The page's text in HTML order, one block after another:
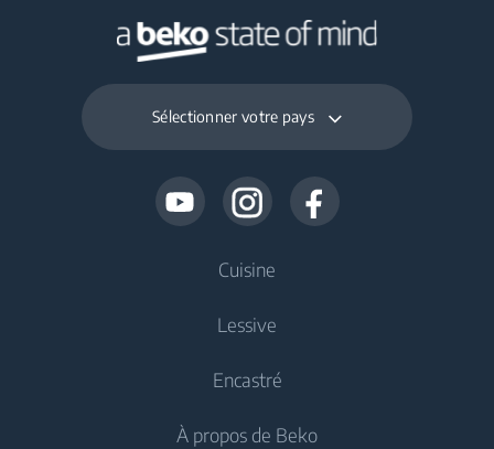
Sélectionner votre pays
Cuisine
Réfrigérateurs
Congélateurs
Lessive
Lave-linge pose libre
Encastré
À propos de Beko